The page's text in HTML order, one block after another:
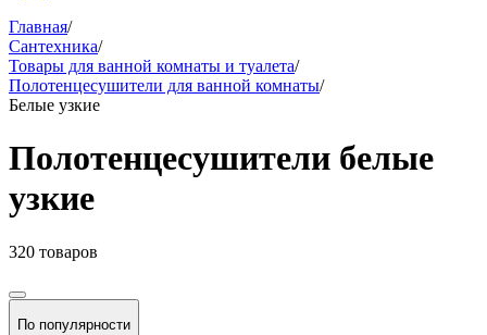
Главная/
Сантехника/
Товары для ванной комнаты и туалета/
Полотенцесушители для ванной комнаты/
Белые узкие
Полотенцесушители белые
узкие
320 товаров
По популярности